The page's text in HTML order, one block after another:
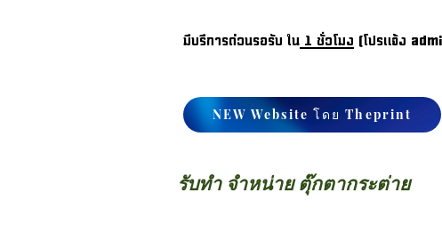
มีบรีการด่วนรอรับ ใน 1 ชั่วโมง (โปรแจ้ง
NEW Website โดย Theprint
รับทำ จำหน่าย ตุ๊กตากระต่าย